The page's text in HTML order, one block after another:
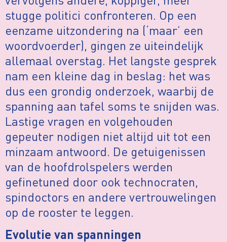
stugge politici confronteren. Op een
eenzame uitzondering na (‘maar’ een
woordvoerder), gingen ze uiteindelijk
allemaal overstag. Het langste gesprek
nam een kleine dag in beslag: het was
dus een grondig onderzoek, waarbij de
spanning aan tafel soms te snijden was.
Lastige vragen en volgehouden
gepeuter nodigen niet altijd uit tot een
minzaam antwoord. De getuigenissen
van de hoofdrolspelers werden
gefinetuned door ook technocraten,
spindoctors en andere vertrouwelingen
op de rooster te leggen.
Evolutie van spanningen